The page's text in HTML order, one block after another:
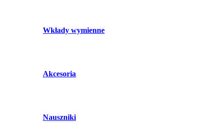
Wkłady wymienne
Akcesoria
Nauszniki